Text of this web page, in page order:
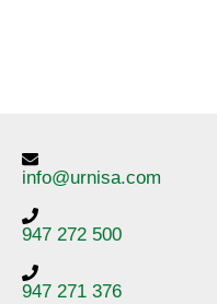
info@urnisa.com
947 272 500
947 271 376